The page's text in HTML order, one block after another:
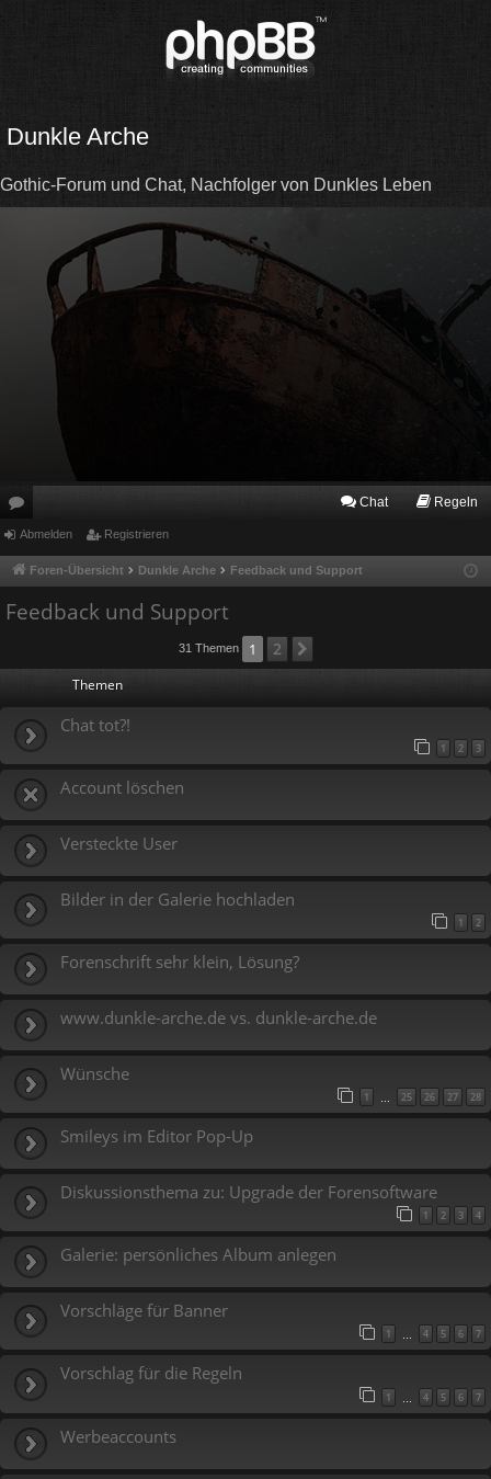
Dunkle Arche
Gothic-Forum und Chat, Nachfolger von Dunkles Leben
or
en
Chat Regeln
Abmelden Registrieren
Foren-Übersicht Dunkle Arche Feedback und Support
Feedback und Support
31 Themen 1 2
Themen
Chat tot?!
1 2 3
Account löschen
Versteckte User
Bilder in der Galerie hochladen
1 2
Forenschrift sehr klein, Lösung?
www.dunkle-arche.de vs. dunkle-arche.de
Wünsche
1 … 25 26 27 28
Smileys im Editor Pop-Up
Diskussionsthema zu: Upgrade der Forensoftware
1 2 3 4
Galerie: persönliches Album anlegen
Vorschläge für Banner
1 … 4 5 6 7
Vorschlag für die Regeln
1 4 5 6 7
Werbeaccounts